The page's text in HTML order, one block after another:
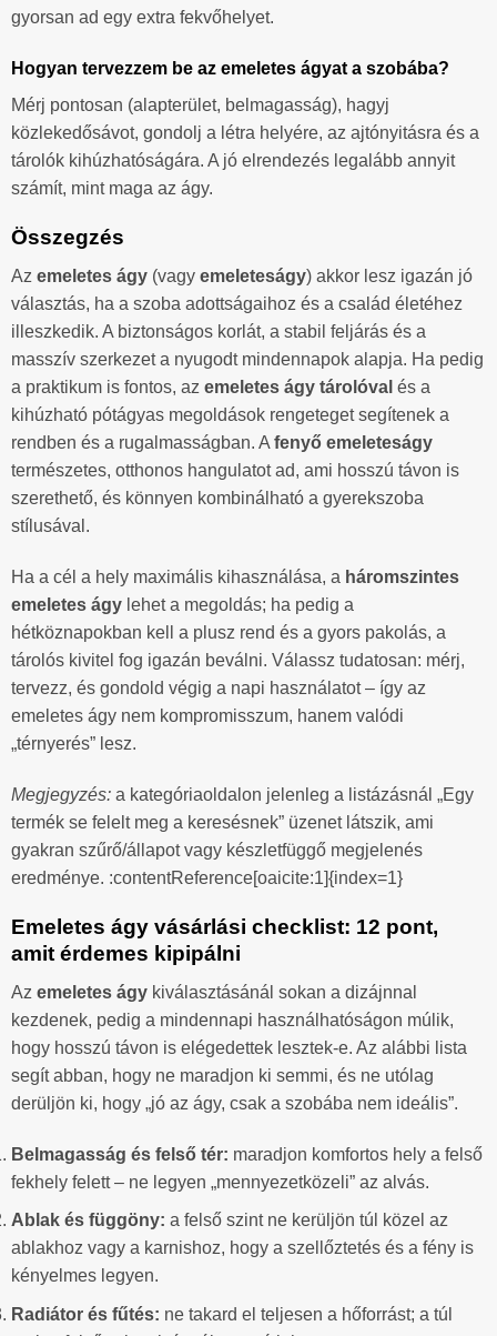
gyorsan ad egy extra fekvőhelyet.
Hogyan tervezzem be az emeletes ágyat a szobába?
Mérj pontosan (alapterület, belmagasság), hagyj
közlekedősávot, gondolj a létra helyére, az ajtónyitásra és a
tárolók kihúzhatóságára. A jó elrendezés legalább annyit
számít, mint maga az ágy.
Összegzés
Az emeletes ágy (vagy emeleteságy) akkor lesz igazán jó
választás, ha a szoba adottságaihoz és a család életéhez
illeszkedik. A biztonságos korlát, a stabil feljárás és a
masszív szerkezet a nyugodt mindennapok alapja. Ha pedig
a praktikum is fontos, az emeletes ágy tárolóval és a
kihúzható pótágyas megoldások rengeteget segítenek a
rendben és a rugalmasságban. A fenyő emeleteságy
természetes, otthonos hangulatot ad, ami hosszú távon is
szerethető, és könnyen kombinálható a gyerekszoba
stílusával.
Ha a cél a hely maximális kihasználása, a háromszintes
emeletes ágy lehet a megoldás; ha pedig a
hétköznapokban kell a plusz rend és a gyors pakolás, a
tárolós kivitel fog igazán beválni. Válassz tudatosan: mérj,
tervezz, és gondold végig a napi használatot – így az
emeletes ágy nem kompromisszum, hanem valódi
„térnyerés” lesz.
Megjegyzés: a kategóriaoldalon jelenleg a listázásnál „Egy
termék se felelt meg a keresésnek” üzenet látszik, ami
gyakran szűrő/állapot vagy készletfüggő megjelenés
eredménye. :contentReference[oaicite:1]{index=1}
Emeletes ágy vásárlási checklist: 12 pont,
amit érdemes kipipálni
Az emeletes ágy kiválasztásánál sokan a dizájnnal
kezdenek, pedig a mindennapi használhatóságon múlik,
hogy hosszú távon is elégedettek lesztek-e. Az alábbi lista
segít abban, hogy ne maradjon ki semmi, és ne utólag
derüljön ki, hogy „jó az ágy, csak a szobába nem ideális”.
Belmagasság és felső tér: maradjon komfortos hely a felső
fekhely felett – ne legyen „mennyezetközeli” az alvás.
Ablak és függöny: a felső szint ne kerüljön túl közel az
ablakhoz vagy a karnishoz, hogy a szellőztetés és a fény is
kényelmes legyen.
Radiátor és fűtés: ne takard el teljesen a hőforrást; a túl